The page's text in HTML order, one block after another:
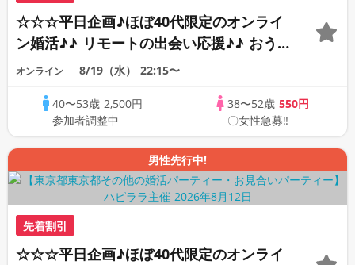
☆☆☆平日企画♪ほぼ40代限定のオンライ
ン婚活♪♪ リモートの出会い応援♪♪ おう
ちで乾杯しませんか♪♪ ☆全国の方が対象
PARTY!!
オンライン 8/19（水） 22:15〜
40〜53歳 2,500円
参加者調整中
38〜52歳 550円
〇女性急募‼
男性先行中!
先着割引
☆☆☆平日企画♪ほぼ40代限定のオンライ